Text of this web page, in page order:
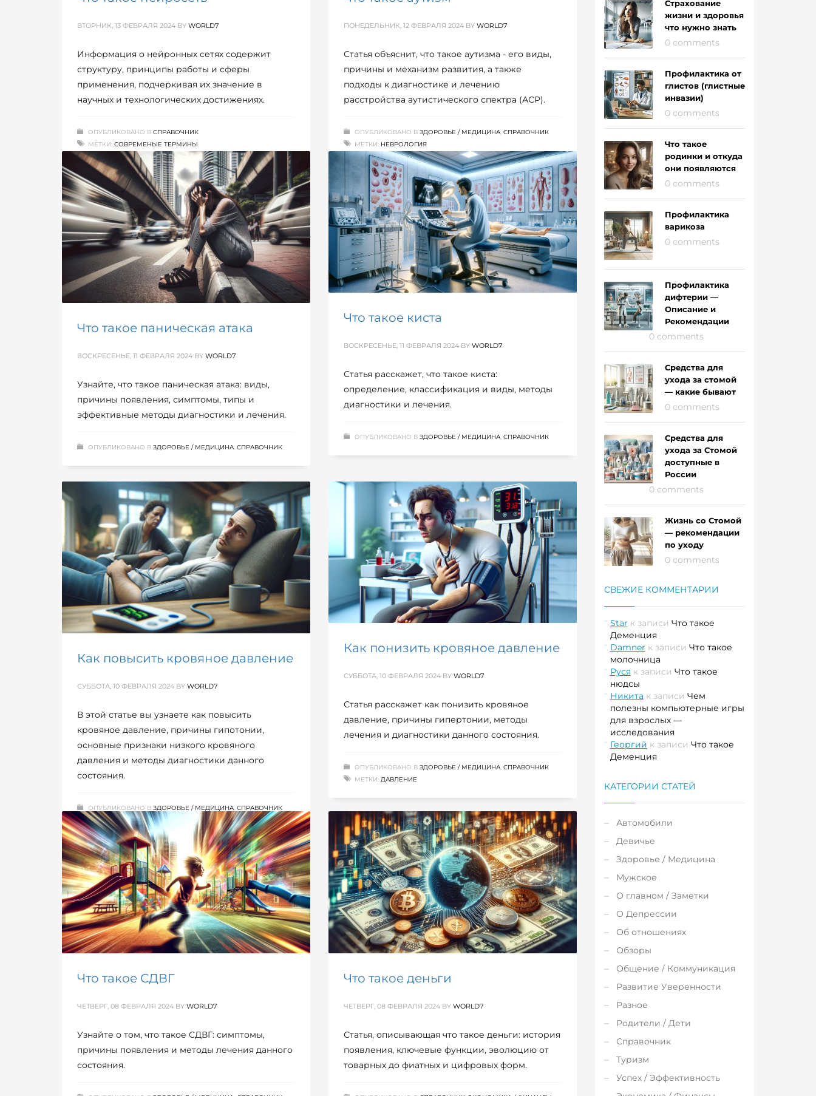
ВТОРНИК, 13 ФЕВРАЛЯ 2024 BY WORLD7
Информация о нейронных сетях содержит
структуру, принципы работы и сферы
применения, подчеркивая их значение в
научных и технологических достижениях.
ОПУБЛИКОВАНО В СПРАВОЧНИК
МЕТКИ: СОВРЕМЕНЫЕ ТЕРМИНЫ
ПОНЕДЕЛЬНИК, 12 ФЕВРАЛЯ 2024 BY WORLD7
Статья объяснит, что такое аутизма - его виды,
причины и механизм развития, а также
подходы к диагностике и лечению
расстройства аутистического спектра (АСР).
ОПУБЛИКОВАНО В ЗДОРОВЬЕ / МЕДИЦИНА, СПРАВОЧНИК
МЕТКИ: НЕВРОЛОГИЯ
Что такое паническая атака
ВОСКРЕСЕНЬЕ, 11 ФЕВРАЛЯ 2024 BY WORLD7
Узнайте, что такое паническая атака: виды,
причины появления, симптомы, типы и
эффективные методы диагностики и лечения.
ОПУБЛИКОВАНО В ЗДОРОВЬЕ / МЕДИЦИНА, СПРАВОЧНИК
Что такое киста
ВОСКРЕСЕНЬЕ, 11 ФЕВРАЛЯ 2024 BY WORLD7
Статья расскажет, что такое киста:
определение, классификация и виды, методы
диагностики и лечения.
ОПУБЛИКОВАНО В ЗДОРОВЬЕ / МЕДИЦИНА, СПРАВОЧНИК
Как повысить кровяное давление
СУББОТА, 10 ФЕВРАЛЯ 2024 BY WORLD7
В этой статье вы узнаете как повысить
кровяное давление, причины гипотонии,
основные признаки низкого кровяного
давления и методы диагностики данного
состояния.
ОПУБЛИКОВАНО В ЗДОРОВЬЕ / МЕДИЦИНА, СПРАВОЧНИК
МЕТКИ: ДАВЛЕНИЕ
Как понизить кровяное давление
СУББОТА, 10 ФЕВРАЛЯ 2024 BY WORLD7
Статья расскажет как понизить кровяное
давление, причины гипертонии, методы
лечения и диагностики данного состояния.
ОПУБЛИКОВАНО В ЗДОРОВЬЕ / МЕДИЦИНА, СПРАВОЧНИК
МЕТКИ: ДАВЛЕНИЕ
Что такое СДВГ
ЧЕТВЕРГ, 08 ФЕВРАЛЯ 2024 BY WORLD7
Узнайте о том, что такое СДВГ: симптомы,
причины появления и методы лечения данного
состояния.
Что такое деньги
ЧЕТВЕРГ, 08 ФЕВРАЛЯ 2024 BY WORLD7
Статья, описывающая что такое деньги: история
появления, ключевые функции, эволюцию от
товарных до фиатных и цифровых форм.
Страхование
жизни и здоровья
что нужно знать
0 comments
Профилактика от
глистов (глистные
инвазии)
0 comments
Что такое
родинки и откуда
они появляются
0 comments
Профилактика
варикоза
0 comments
Профилактика
дифтерии —
Описание и
Рекомендации
0 comments
Средства для
ухода за стомой
— какие бывают
0 comments
Средства для
ухода за Стомой
доступные в
России
0 comments
Жизнь со Стомой
— рекомендации
по уходу
0 comments
СВЕЖИЕ КОММЕНТАРИИ
Star к записи Что такое
Деменция
Damner к записи Что такое
молочница
Руся к записи Что такое
нюдсы
Никита к записи Чем
полезны компьютерные игры
для взрослых —
исследования
Георгий к записи Что такое
Деменция
КАТЕГОРИИ СТАТЕЙ
Автомобили
Девичье
Здоровье / Медицина
Мужское
О главном / Заметки
О Депрессии
Об отношениях
Обзоры
Общение / Коммуникация
Развитие Уверенности
Разное
Родители / Дети
Справочник
Туризм
Успех / Эффективность